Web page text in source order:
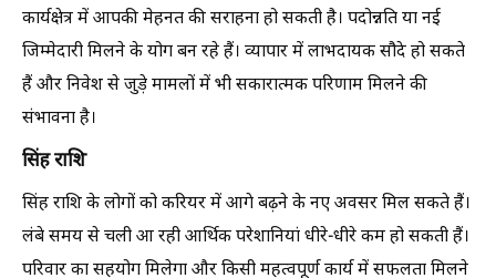
कार्यक्षेत्र में आपकी मेहनत की सराहना हो सकती है। पदोन्नति या नई
जिम्मेदारी मिलने के योग बन रहे हैं। व्यापार में लाभदायक सौदे हो सकते
हैं और निवेश से जुड़े मामलों में भी सकारात्मक परिणाम मिलने की
संभावना है।
सिंह राशि
सिंह राशि के लोगों को करियर में आगे बढ़ने के नए अवसर मिल सकते हैं।
लंबे समय से चली आ रही आर्थिक परेशानियां धीरे-धीरे कम हो सकती हैं।
परिवार का सहयोग मिलेगा और किसी महत्वपूर्ण कार्य में सफलता मिलने